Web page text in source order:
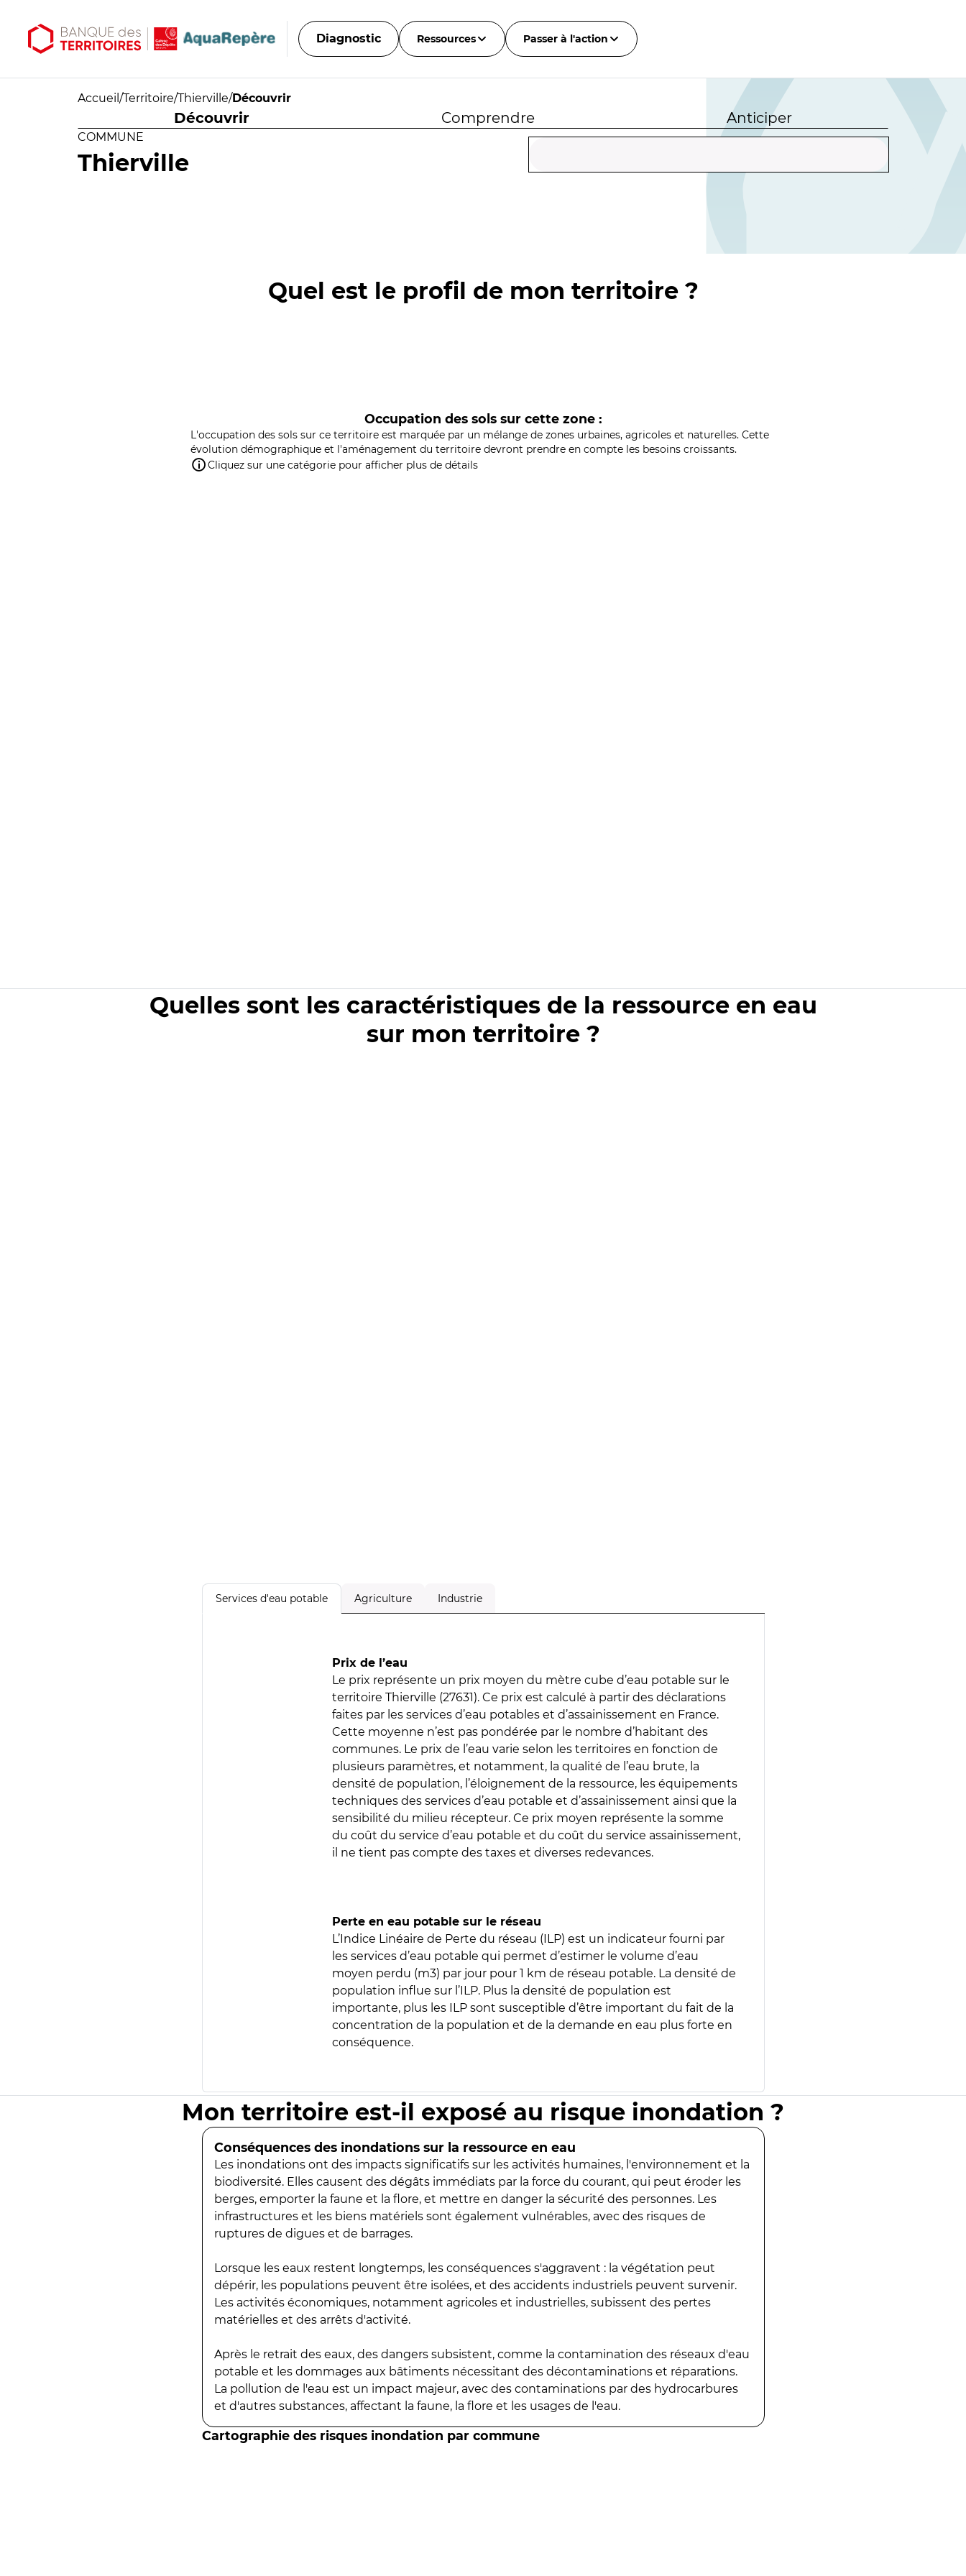
Diagnostic Ressources Passer à l'action
Accueil /Territoire/Thierville/Découvrir
Découvrir Comprendre Anticiper
COMMUNE
Thierville
Quel est le profil de mon territoire ?
Occupation des sols sur cette zone :
L'occupation des sols sur ce territoire est marquée par un mélange de zones urbaines, agricoles et naturelles. Cette
évolution démographique et l'aménagement du territoire devront prendre en compte les besoins croissants.
Cliquez sur une catégorie pour afficher plus de détails
Quelles sont les caractéristiques de la ressource en eau
sur mon territoire ?
Services d'eau potable Agriculture Industrie
Prix de l’eau
Le prix représente un prix moyen du mètre cube d’eau potable sur le
territoire Thierville (27631). Ce prix est calculé à partir des déclarations
faites par les services d’eau potables et d’assainissement en France.
Cette moyenne n’est pas pondérée par le nombre d’habitant des
communes. Le prix de l’eau varie selon les territoires en fonction de
plusieurs paramètres, et notamment, la qualité de l’eau brute, la
densité de population, l’éloignement de la ressource, les équipements
techniques des services d’eau potable et d’assainissement ainsi que la
sensibilité du milieu récepteur. Ce prix moyen représente la somme
du coût du service d’eau potable et du coût du service assainissement,
il ne tient pas compte des taxes et diverses redevances.
Perte en eau potable sur le réseau
L’Indice Linéaire de Perte du réseau (ILP) est un indicateur fourni par
les services d’eau potable qui permet d’estimer le volume d’eau
moyen perdu (m3) par jour pour 1 km de réseau potable. La densité de
population influe sur l’ILP. Plus la densité de population est
importante, plus les ILP sont susceptible d’être important du fait de la
concentration de la population et de la demande en eau plus forte en
conséquence.
Mon territoire est-il exposé au risque inondation ?
Conséquences des inondations sur la ressource en eau
Les inondations ont des impacts significatifs sur les activités humaines, l'environnement et la
biodiversité. Elles causent des dégâts immédiats par la force du courant, qui peut éroder les
berges, emporter la faune et la flore, et mettre en danger la sécurité des personnes. Les
infrastructures et les biens matériels sont également vulnérables, avec des risques de
ruptures de digues et de barrages.
Lorsque les eaux restent longtemps, les conséquences s'aggravent : la végétation peut
dépérir, les populations peuvent être isolées, et des accidents industriels peuvent survenir.
Les activités économiques, notamment agricoles et industrielles, subissent des pertes
matérielles et des arrêts d'activité.
Après le retrait des eaux, des dangers subsistent, comme la contamination des réseaux d'eau
potable et les dommages aux bâtiments nécessitant des décontaminations et réparations.
La pollution de l'eau est un impact majeur, avec des contaminations par des hydrocarbures
et d'autres substances, affectant la faune, la flore et les usages de l'eau.
Cartographie des risques inondation par commune